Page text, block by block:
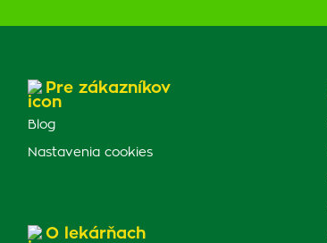
Pre zákazníkov
Blog
Nastavenia cookies
O lekárňach